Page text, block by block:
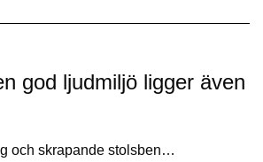
god ljudmiljö ligger även
och skrapande stolsben…